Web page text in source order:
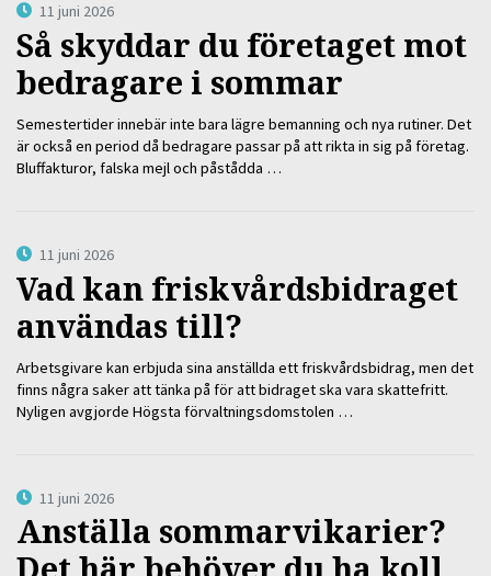
11 juni 2026
Så skyddar du företaget mot
bedragare i sommar
Semestertider innebär inte bara lägre bemanning och nya rutiner. Det
är också en period då bedragare passar på att rikta in sig på företag.
Bluffakturor, falska mejl och påstådda …
11 juni 2026
Vad kan friskvårdsbidraget
användas till?
Arbetsgivare kan erbjuda sina anställda ett friskvårdsbidrag, men det
finns några saker att tänka på för att bidraget ska vara skattefritt.
Nyligen avgjorde Högsta förvaltningsdomstolen …
11 juni 2026
Anställa sommarvikarier?